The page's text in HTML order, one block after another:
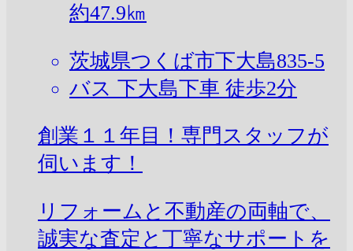
約47.9㎞
茨城県つくば市下大島835-5
バス 下大島下車 徒歩2分
創業１１年目！専門スタッフが
伺います！
リフォームと不動産の両軸で、
誠実な査定と丁寧なサポートを